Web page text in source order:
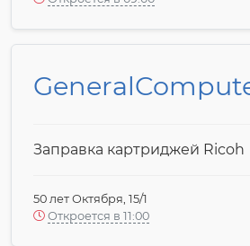
Заправка картриджей Ricoh
50 лет Октября, 15/1
Откроется в 11:00